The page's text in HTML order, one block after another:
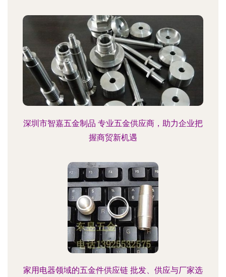
深圳市智嘉五金制品 专业五金供应商，助力企业把
握商贸新机遇
家用电器领域的五金件供应链 批发、供应与厂家选